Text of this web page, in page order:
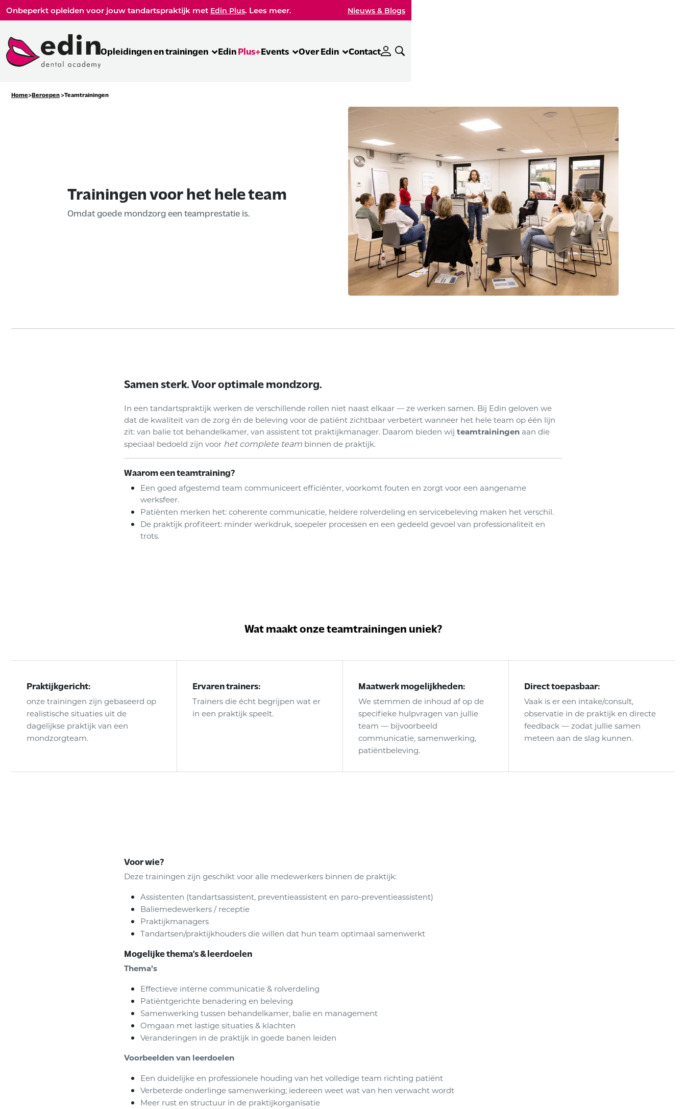
Onbeperkt opleiden voor jouw tandartspraktijk met Edin Plus. Lees meer. Nieuws & Blogs
Opleidingen en trainingen EdinPlus+Events Over Edin Contact
Home Beroepen Teamtrainingen
Trainingen voor het hele team
Omdat goede mondzorg een teamprestatie is.
Samen sterk. Voor optimale mondzorg.
In een tandartspraktijk werken de verschillende rollen niet naast elkaar — ze werken samen. Bij Edin geloven we
dat de kwaliteit van de zorg én de beleving voor de patiënt zichtbaar verbetert wanneer het hele team op één lijn
zit: van balie tot behandelkamer, van assistent tot praktijkmanager. Daarom bieden wij teamtrainingenaan die
speciaal bedoeld zijn voor het complete teambinnen de praktijk.
Waarom een teamtraining?
Een goed afgestemd team communiceert efficiënter, voorkomt fouten en zorgt voor een aangename
werksfeer.
Patiënten merken het: coherente communicatie, heldere rolverdeling en servicebeleving maken het verschil.
De praktijk profiteert: minder werkdruk, soepeler processen en een gedeeld gevoel van professionaliteit en
trots.
Wat maakt onze teamtrainingen uniek?
Praktijkgericht:
onze trainingen zijn gebaseerd op
realistische situaties uit de
dagelijkse praktijk van een
mondzorgteam.
Ervaren trainers:
Trainers die écht begrijpen wat er
in een praktijk speelt.
Maatwerk mogelijkheden:
We stemmen de inhoud af op de
specifieke hulpvragen van jullie
team — bijvoorbeeld
communicatie, samenwerking,
patiëntbeleving.
Direct toepasbaar:
Vaak is er een intake/consult,
observatie in de praktijk en directe
feedback — zodat jullie samen
meteen aan de slag kunnen.
Voor wie?
Deze trainingen zijn geschikt voor alle medewerkers binnen de praktijk:
Assistenten (tandartsassistent, preventieassistent en paro-preventieassistent)
Baliemedewerkers / receptie
Praktijkmanagers
Tandartsen/praktijkhouders die willen dat hun team optimaal samenwerkt
Mogelijke thema’s & leerdoelen
Thema’s
Effectieve interne communicatie & rolverdeling
Patiëntgerichte benadering en beleving
Samenwerking tussen behandelkamer, balie en management
Omgaan met lastige situaties & klachten
Veranderingen in de praktijk in goede banen leiden
Voorbeelden van leerdoelen
Een duidelijke en professionele houding van het volledige team richting patiënt
Verbeterde onderlinge samenwerking; iedereen weet wat van hen verwacht wordt
Meer rust en structuur in de praktijkorganisatie